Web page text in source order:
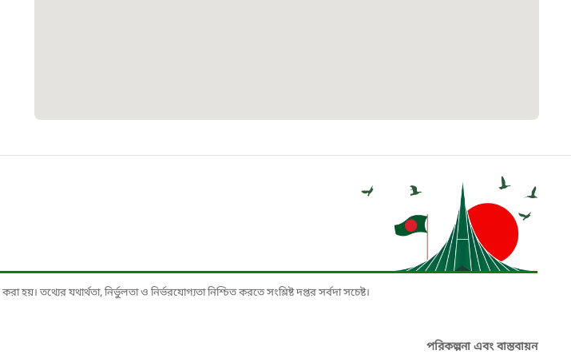
১৬১০৯
বাংলাদেশ কর্মচারী কল্যাণ বোর্ড হটলাইন
০১৯০৮৮৮৮৮৮৮
১৬১১৩
তথ্যের যথার্থতা, নির্ভুলতা ও নির্ভরযোগ্যতা নিশ্চিত করতে সংশ্লিষ্ট দপ্তর সর্বদা সচেষ্ট।
পরিকল্পনা এবং বাস্তবায়ন